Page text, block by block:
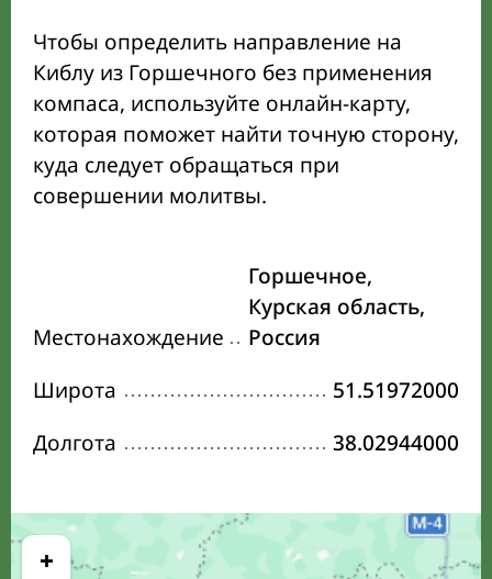
Чтобы определить направление на
Киблу из Горшечного без применения
компаса, используйте онлайн-карту,
которая поможет найти точную сторону,
куда следует обращаться при
совершении молитвы.
Местонахождение
Горшечное,
Курская область,
Россия
Широта
51.51972000
Долгота
38.02944000
+